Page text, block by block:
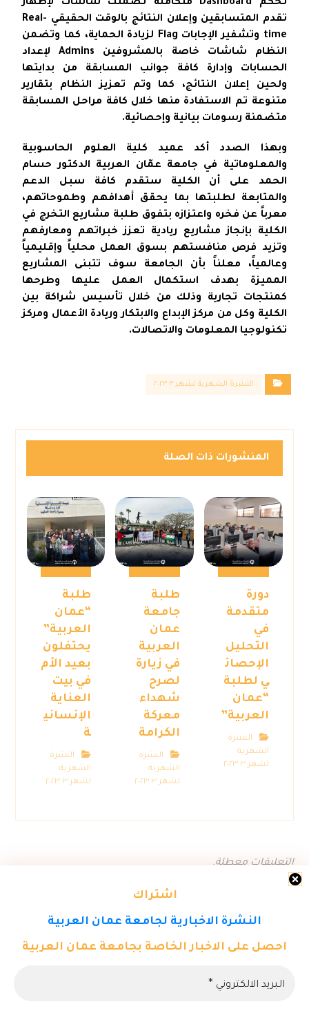
تحكم Dashboard متكاملة تضمنت شاشات لإظهار
تقدم المتسابقين وإعلان النتائج بالوقت الحقيقي Real-
time وتشفير الإجابات Flag لزيادة الحماية، كما وتضمن
النظام شاشات خاصة بالمشروفين Admins لإعداد
الحسابات وإدارة كافة جوانب المسابقة من بدايتها
ولحين إعلان النتائج، كما وتم تعزيز النظام بتقارير
متنوعة تم الاستفادة منها خلال كافة مراحل المسابقة
متضمنة رسومات بيانية وإحصائية.
وبهذا الصدد أكد عميد كلية العلوم الحاسوبية
والمعلوماتية في جامعة عمّان العربية الدكتور حسام
الحمد على أن الكلية ستقدم كافة سبل الدعم
والمتابعة لطلبتها بما يحقق أهدافهم وطموحاتهم،
معرباً عن فخره واعتزازه بتفوق طلبة مشاريع التخرج في
الكلية بإنجاز مشاريع ريادية تعزز خبراتهم ومعارفهم
وتزيد فرص منافستهم بسوق العمل محلياً وإقليمياً
وعالمياً، معلناً بأن الجامعة سوف تتبنى المشاريع
المميزة بهدف استكمال العمل عليها وطرحها
كمنتجات تجارية وذلك من خلال تأسيس شراكة بين
الكلية وكل من مركز الإبداع والابتكار وريادة الأعمال ومركز
تكنولوجيا المعلومات والاتصالات.
اشتراك
النشرة الاخبارية لجامعة عمان العربية
احصل على الاخبار الخاصة بجامعة عمان العربية
النشرة الشهرية لشهر ٣ ٢٠٢٣
المنشورات ذات الصلة
دورة
متقدمة
في
التحليل
الإحصائ
ي لطلبة
“عمان
العربية”
النشرة
الشهرية
لشهر ٣ ٢٠٢٣
طلبة
جامعة
عمان
العربية
في زيارة
لصرح
شهداء
معركة
الكرامة
النشرة
الشهرية
لشهر ٣ ٢٠٢٣
طلبة
“عمان
العربية”
يحتفلون
بعيد الأم
في بيت
العناية
الإنساني
ة
النشرة
الشهرية
لشهر ٣ ٢٠٢٣
التعليقات معطلة.